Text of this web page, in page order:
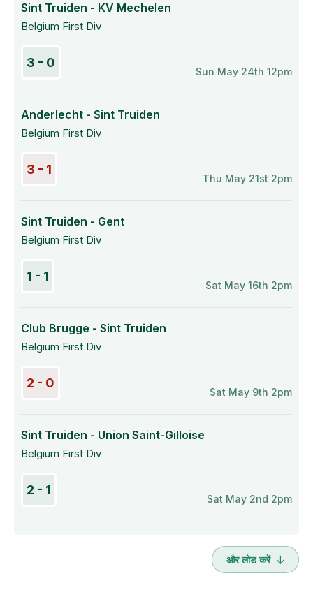
Sint Truiden - KV Mechelen
Belgium First Div
3 - 0
Sun May 24th 12pm
Anderlecht - Sint Truiden
Belgium First Div
3 - 1
Thu May 21st 2pm
Sint Truiden - Gent
Belgium First Div
1 - 1
Sat May 16th 2pm
Club Brugge - Sint Truiden
Belgium First Div
2 - 0
Sat May 9th 2pm
Sint Truiden - Union Saint-Gilloise
Belgium First Div
2 - 1
Sat May 2nd 2pm
और लोड करें